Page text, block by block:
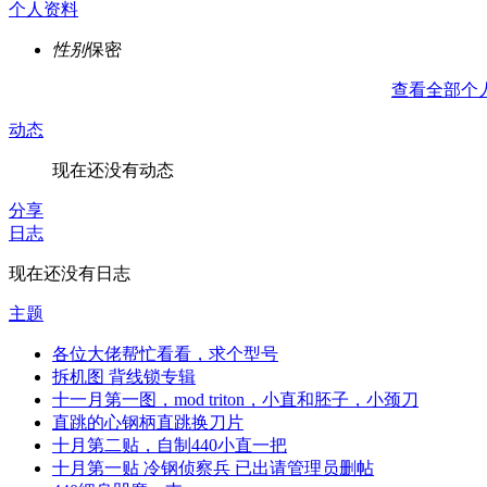
个人资料
性别保密
查看全部个
动态
现在还没有动态
分享
日志
现在还没有日志
主题
各位大佬帮忙看看，求个型号
拆机图 背线锁专辑
十一月第一图，mod triton，小直和胚子，小颈刀
直跳的心钢柄直跳换刀片
十月第二贴，自制440小直一把
十月第一贴 冷钢侦察兵 已出请管理员删帖